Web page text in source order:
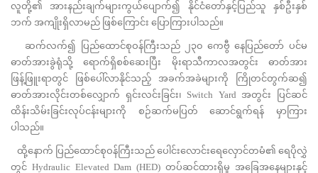
လူတို့၏ အားနည်းချက်များကွယ်ပျောက်၍ နိုင်ငံတော်နှင့်ပြည်သူ နှစ်ဦးနှစ်
ဘက် အကျိုးရှိလာမည် ဖြစ်ကြောင်း ပြောကြားပါသည်။
ဆက်လက်၍ ပြည်ထောင်စုဝန်ကြီးသည် ၂၃၀ ကေဗွီ နေပြည်တော် ပင်မ
ဓာတ်အားခွဲရုံသို့ ရောက်ရှိစစ်ဆေးပြီး မိုးရာသီကာလအတွင်း ဓာတ်အား
ဖြန့်ဖြူးရာတွင် ဖြစ်ပေါ်လာနိုင်သည့် အခက်အခဲများကို ကြိုတင်တွက်ဆ၍
ဓာတ်အားလိုင်းတစ်လျှောက် ရှင်းလင်းခြင်း၊ Switch Yard အတွင်း ပြင်ဆင်
ထိန်းသိမ်းခြင်းလုပ်ငန်းများကို စဉ်ဆက်မပြတ် ဆောင်ရွက်ရန် မှာကြား
ပါသည်။
ထို့နောက် ပြည်ထောင်စုဝန်ကြီးသည် ပေါင်းလောင်းရေလှောင်တမံ၏ ရေပိုလွှဲ
တွင် Hydraulic Elevated Dam (HED) တပ်ဆင်ထားရှိမှု အခြေအနေများနှင့်